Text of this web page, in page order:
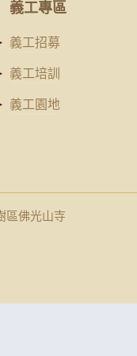
義工專區
義工招募
義工培訓
義工園地
區佛光山寺